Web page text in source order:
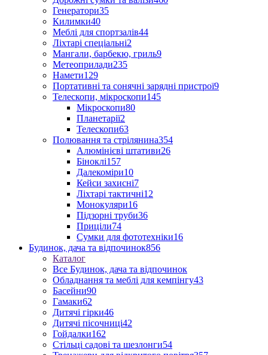
Генератори35
Килимки40
Меблі для спортзалів44
Ліхтарі спеціальні2
Мангали, барбекю, гриль9
Метеоприлади235
Намети129
Портативні та сонячні зарядні пристрої9
Телескопи, мікроскопи145
Мікроскопи80
Планетарії2
Телескопи63
Полювання та стрілянина354
Алюмінієві штативи26
Біноклі157
Далекоміри10
Кейси захисні7
Ліхтарі тактичні12
Монокуляри16
Підзорні труби36
Приціли74
Сумки для фототехніки16
Будинок, дача та відпочинок856
Каталог
Все Будинок, дача та відпочинок
Обладнання та меблі для кемпінгу43
Басейни90
Гамаки62
Дитячі гірки46
Дитячі пісочниці42
Гойдалки162
Стільці садові та шезлонги54